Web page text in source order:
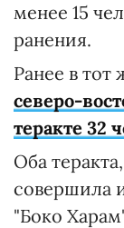
менее 15
ранения.
Ранее в тот
северо-
теракте 32
Оба
совершила
"Боко